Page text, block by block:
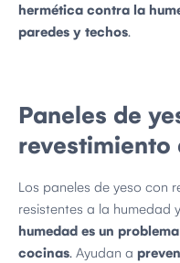
hermética contra la
paredes y techos.
Paneles de
Los paneles de yeso con
resistentes a la humedad
humedad es un
cocinas. Ayudan a